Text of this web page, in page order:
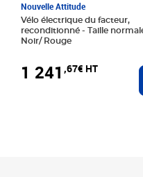
Nouvelle Attitude
Vélo électrique du facteur,
reconditionné - Taille normale -
Noir/ Rouge
1 241 ,67€ HT